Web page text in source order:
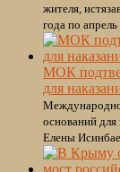
жителя,
года по
МОК
для
оснований
Елены